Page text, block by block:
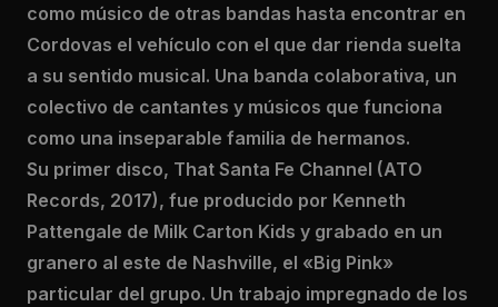
como músico de otras bandas hasta encontrar en
Cordovas el vehículo con el que dar rienda suelta
a su sentido musical. Una banda colaborativa, un
colectivo de cantantes y músicos que funciona
como una inseparable familia de hermanos.
Su primer disco, That Santa Fe Channel (ATO
Records, 2017), fue producido por Kenneth
Pattengale de Milk Carton Kids y grabado en un
granero al este de Nashville, el «Big Pink»
particular del grupo. Un trabajo impregnado de los